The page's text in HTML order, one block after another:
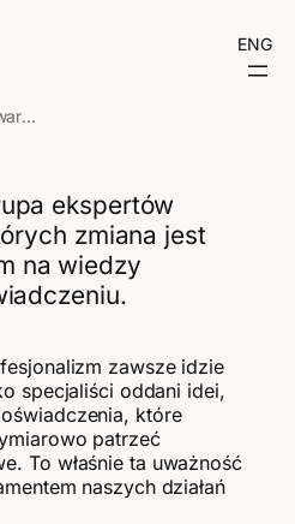
ENG
ekspertów
zmiana jest
na wiedzy
zawsze idzie
specjaliści oddani idei,
które
patrzeć
To właśnie ta uważność
naszych działań